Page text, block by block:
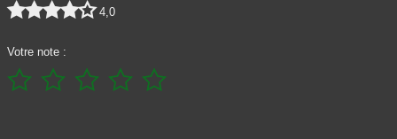
 4,0
Votre note :
    